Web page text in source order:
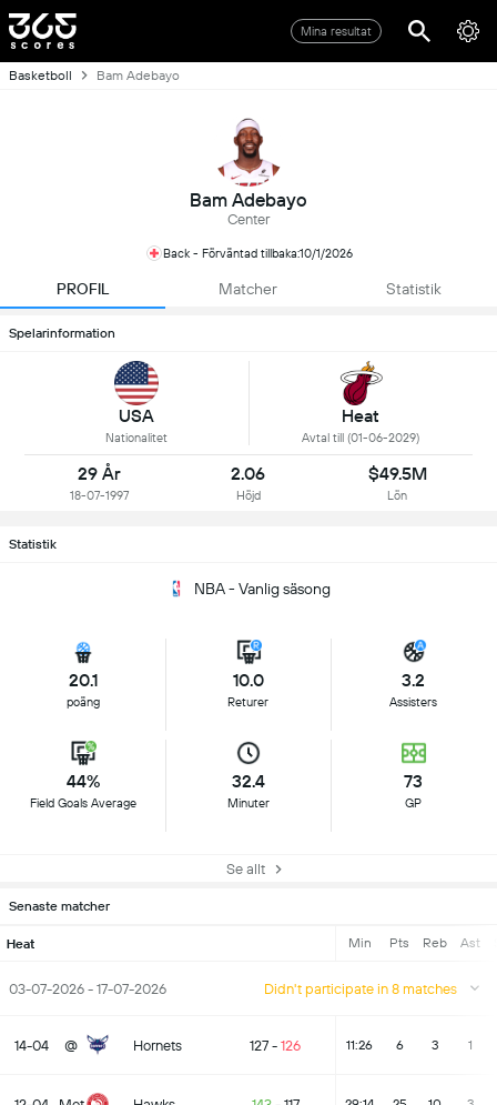
Mina resultat
Basketboll Bam Adebayo
Bam Adebayo
Center
Back - Förväntad tillbaka:10/1/2026
PROFIL Matcher Statistik
Spelarinformation
USA
Nationalitet
Heat
Avtal till (01-06-2029)
29 År
18-07-1997
2.06
Höjd
$49.5M
Lön
Statistik
NBA - Vanlig säsong
20.1
poäng
10.0
Returer
3.2
Assisters
44%
Field Goals Average
32.4
Minuter
73
GP
Se allt
Senaste matcher
Heat Min Pts Reb Ast
03-07-2026 - 17-07-2026 Didn't participate in 8 matches
14-04 @ Hornets 127 - 126 11:26 6 3 1